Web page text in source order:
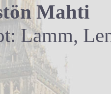
Mahti
Lamm,